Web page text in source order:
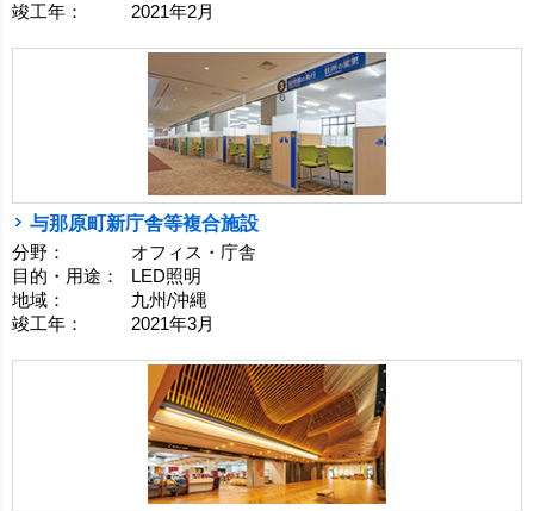
竣工年：
2021年2月
与那原町新庁舎等複合施設
分野：
オフィス・庁舎
目的・用途：
LED照明
地域：
九州/沖縄
竣工年：
2021年3月